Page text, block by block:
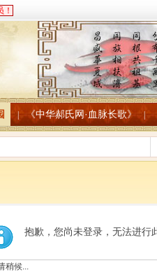
《中华郝氏网·血脉长歌》
抱歉，您尚未登录，无法进行
稍候...